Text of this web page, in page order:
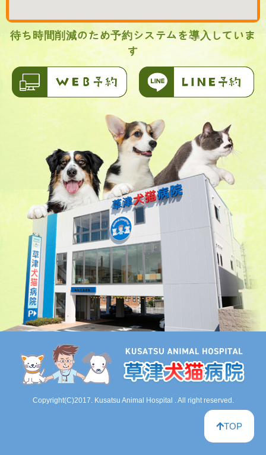
待ち時間削減のため予約システムを導入していま
す
Copyright(C)2017. Kusatsu Animal Hospital . All right reserved.
TOP